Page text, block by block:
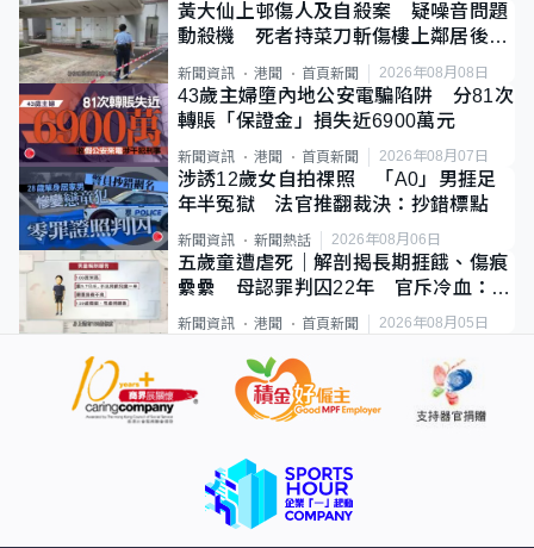
黃大仙上邨傷人及自殺案 疑噪音問題
動殺機 死者持菜刀斬傷樓上鄰居後墮
新聞資訊 港聞 首頁新聞 2026年08月08日
43歲主婦墮內地公安電騙陷阱 分81次
轉賬「保證金」損失近6900萬元
新聞資訊 港聞 首頁新聞 2026年08月07日
涉誘12歲女自拍祼照 「A0」男捱足
年半冤獄 法官推翻裁決：抄錯標點
新聞資訊 新聞熱話 2026年08月06日
五歲童遭虐死｜解剖揭長期捱餓、傷痕
纍纍 母認罪判囚22年 官斥冷血：同
類案最惡劣
新聞資訊 港聞 首頁新聞 2026年08月05日